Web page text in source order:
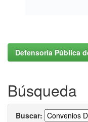
Defensoría Pública
Búsqueda
Buscar: